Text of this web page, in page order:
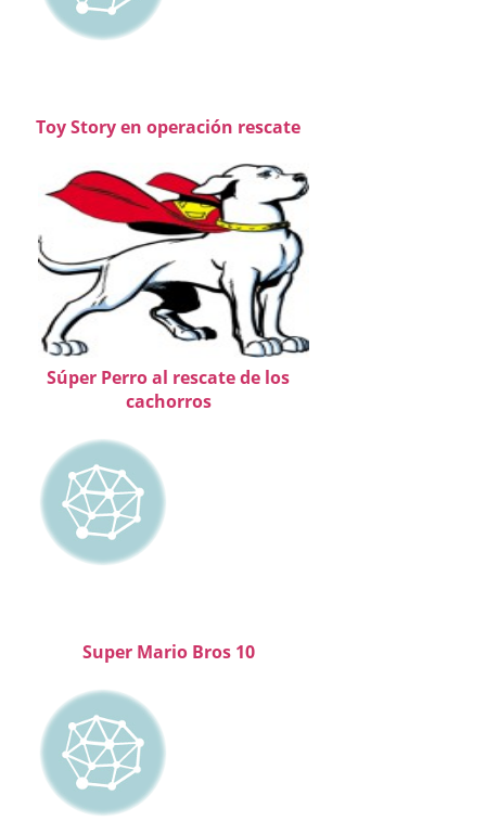
Toy Story en operación rescate
Súper Perro al rescate de los
cachorros
Super Mario Bros 10